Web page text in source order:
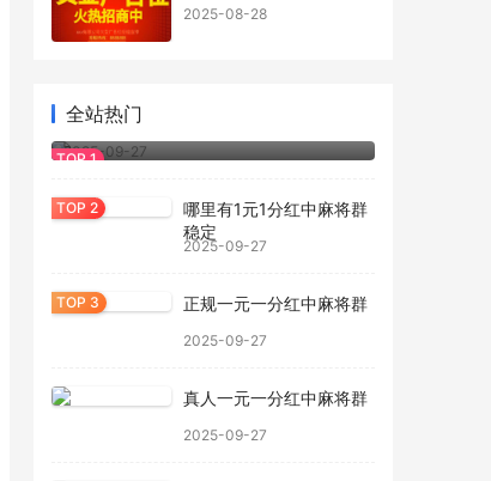
2025-08-28
全站热门
24小时上下分正规麻将群我有
2025-09-27
哪里有1元1分红中麻将群
稳定
2025-09-27
正规一元一分红中麻将群
2025-09-27
真人一元一分红中麻将群
2025-09-27